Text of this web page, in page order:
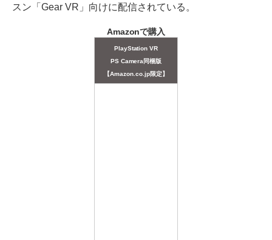
スン「Gear VR」向けに配信されている。
Amazonで購入
PlayStation VR
PS Camera同梱版
【Amazon.co.jp限定】